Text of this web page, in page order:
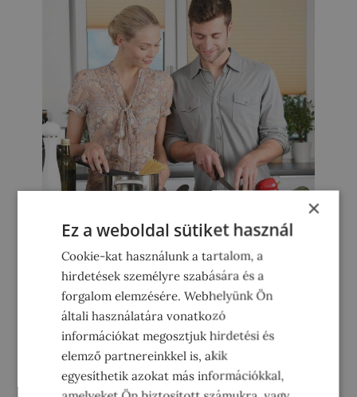
Egészségesebben akarsz táplálkozni?
Akkor ezek a dolgokat még ma cseréld
le a konyhában!
január 11, 2019
Januárban lelkesen vágunk bele az életmód
váltásba, kezdünk egészségesebben étkezni,
diétázni kezdünk, de a lendület akár pár hét alatt
kifulladhat. Ilyenkor jön jól egy kis
×
Ez a weboldal sütiket használ
Cookie-kat használunk a tartalom, a
hirdetések személyre szabására és a
forgalom elemzésére. Webhelyünk Ön
általi használatára vonatkozó
információkat megosztjuk hirdetési és
elemző partnereinkkel is, akik
egyesíthetik azokat más információkkal,